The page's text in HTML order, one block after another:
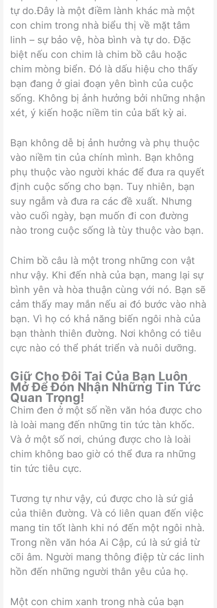
tự do.Đây là một điềm lành khác mà một
con chim trong nhà biểu thị về mặt tâm
linh – sự bảo vệ, hòa bình và tự do. Đặc
biệt nếu con chim là chim bồ câu hoặc
chim mòng biển. Đó là dấu hiệu cho thấy
bạn đang ở giai đoạn yên bình của cuộc
sống. Không bị ảnh hưởng bởi những nhận
xét, ý kiến ​​hoặc niềm tin của bất kỳ ai.
Bạn không dễ bị ảnh hưởng và phụ thuộc
vào niềm tin của chính mình. Bạn không
phụ thuộc vào người khác để đưa ra quyết
định cuộc sống cho bạn. Tuy nhiên, bạn
suy ngẫm và đưa ra các đề xuất. Nhưng
vào cuối ngày, bạn muốn đi con đường
nào trong cuộc sống là tùy thuộc vào bạn.
Chim bồ câu là một trong những con vật
như vậy. Khi đến nhà của bạn, mang lại sự
bình yên và hòa thuận cùng với nó. Bạn sẽ
cảm thấy may mắn nếu ai đó bước vào nhà
bạn. Vì họ có khả năng biến ngôi nhà của
bạn thành thiên đường. Nơi không có tiêu
cực nào có thể phát triển và nuôi dưỡng.
Giữ Cho Đôi Tai Của Bạn Luôn
Mở Để Đón Nhận Những Tin Tức
Quan Trọng!
Chim đen ở một số nền văn hóa được cho
là loài mang đến những tin tức tàn khốc.
Và ở một số nơi, chúng được cho là loài
chim không bao giờ có thể đưa ra những
tin tức tiêu cực.
Tương tự như vậy, cú được cho là sứ giả
của thiên đường. Và có liên quan đến việc
mang tin tốt lành khi nó đến một ngôi nhà.
Trong nền văn hóa Ai Cập, cú là sứ giả từ
cõi âm. Người mang thông điệp từ các linh
hồn đến những người thân yêu của họ.
Một con chim xanh trong nhà của bạn